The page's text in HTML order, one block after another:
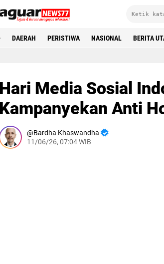
DAERAH PERISTIWA NASIONAL BERITA
Hari Media Sosial
Kampanyekan Anti
Bardha Khaswandha
11/06/26, 07:04 WIB